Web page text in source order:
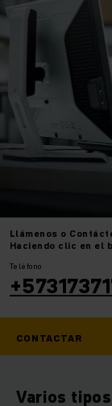
Llámenos o
Haciendo clic en el
Teléfono
CONTACTAR
Varios